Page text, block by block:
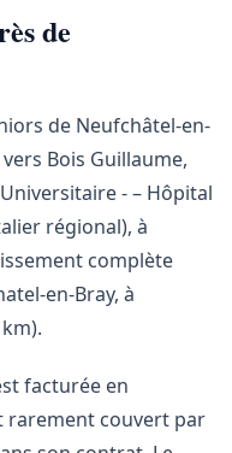
de
de Neufchâtel-en-
Bois Guillaume,
- – Hôpital
régional), à
complète
en-Bray, à
facturée en
rarement couvert par